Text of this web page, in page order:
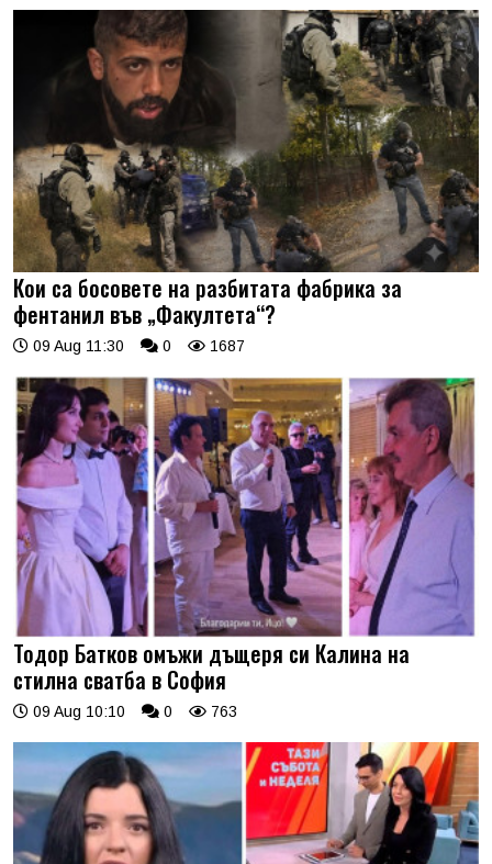
Кои са босовете на разбитата фабрика за
фентанил във „Факултета“?
09 Aug 11:30 0 1687
Тодор Батков омъжи дъщеря си Калина на
стилна сватба в София
09 Aug 10:10 0 763